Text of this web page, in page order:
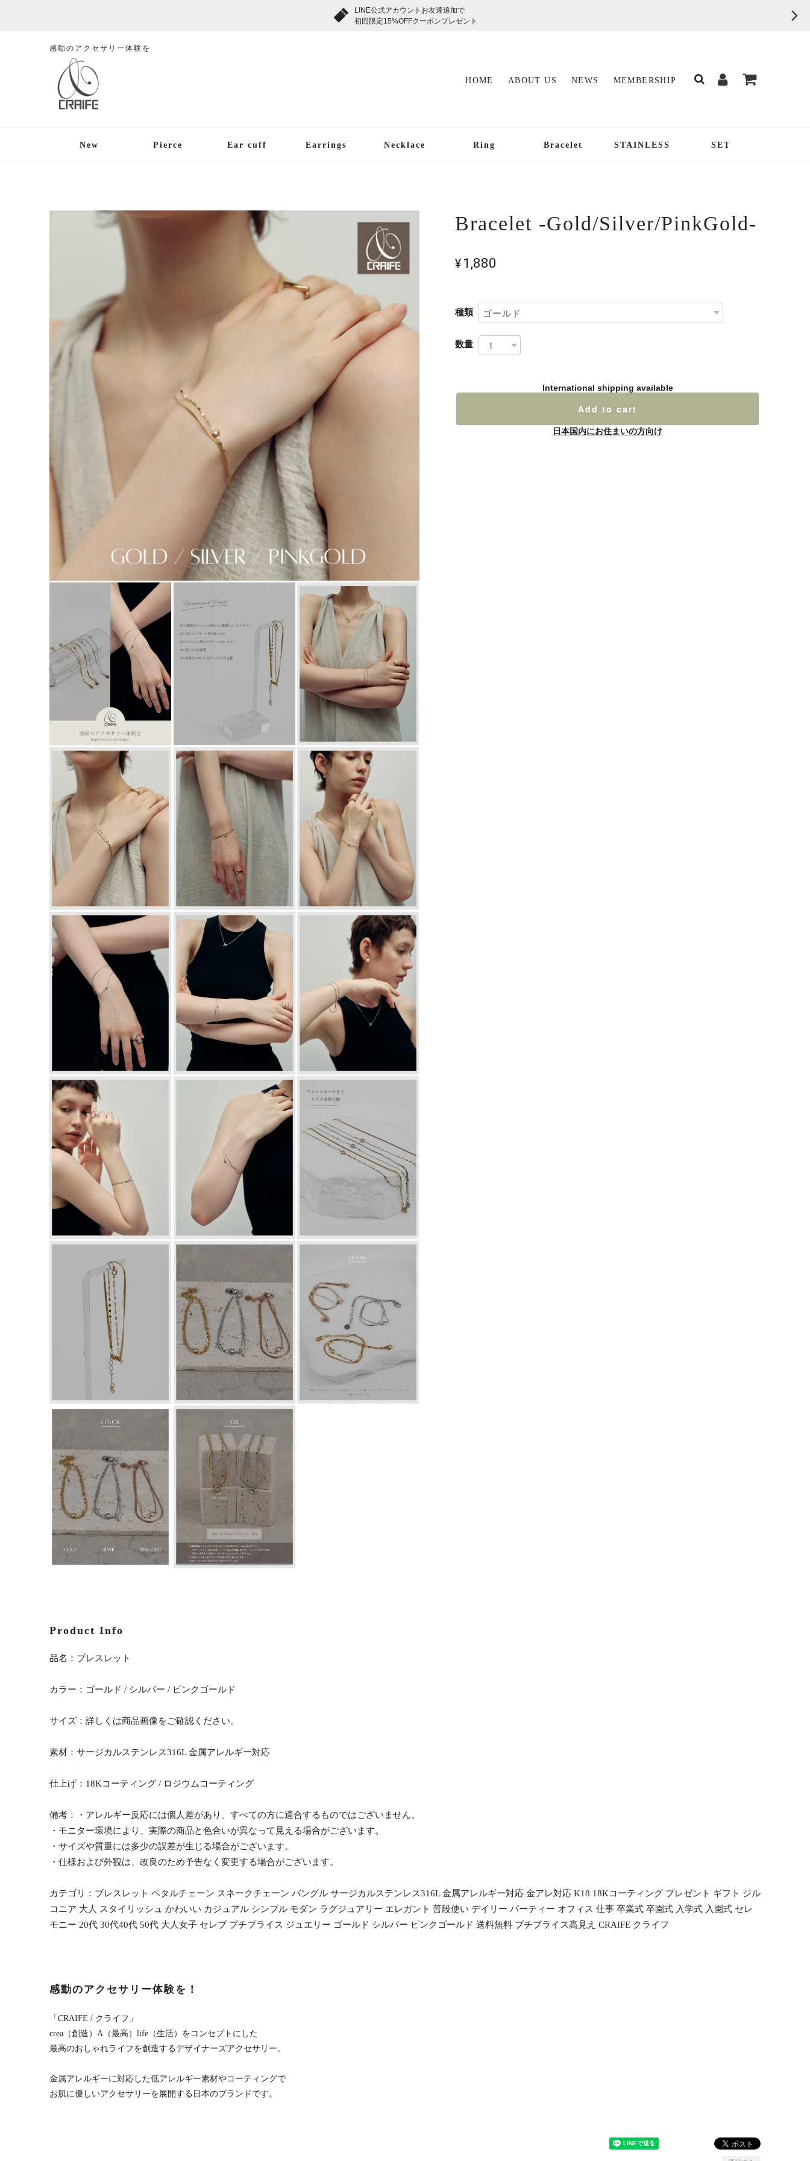
LINE公式アカウントお友達追加で
初回限定15%OFFクーポンプレゼント
感動のアクセサリー体験を
HOME ABOUT US NEWS MEMBERSHIP
New Pierce Ear cuff Earrings Necklace Ring Bracelet STAINLESS SET
Bracelet -Gold/Silver/PinkGold-
¥1,880
種類
数量
International shipping available
Add to cart
日本国内にお住まいの方向け
Product Info
品名：ブレスレット
カラー：ゴールド / シルバー / ピンクゴールド
サイズ：詳しくは商品画像をご確認ください。
素材：サージカルステンレス316L 金属アレルギー対応
仕上げ：18Kコーティング / ロジウムコーティング
備考：・アレルギー反応には個人差があり、すべての方に適合するものではございません。
・モニター環境により、実際の商品と色合いが異なって見える場合がございます。
・サイズや質量には多少の誤差が生じる場合がございます。
・仕様および外観は、改良のため予告なく変更する場合がございます。
カテゴリ：ブレスレット ペタルチェーン スネークチェーン バングル サージカルステンレス316L 金属アレルギー対応 金アレ対応 K18 18Kコーティング プレゼント ギフト ジル
コニア 大人 スタイリッシュ かわいい カジュアル シンプル モダン ラグジュアリー エレガント 普段使い デイリー パーティー オフィス 仕事 卒業式 卒園式 入学式 入園式 セレ
モニー 20代 30代40代 50代 大人女子 セレブ プチプライス ジュエリー ゴールド シルバー ピンクゴールド 送料無料 プチプライス高見え CRAIFE クライフ
感動のアクセサリー体験を！
「CRAIFE / クライフ」
crea（創造）A（最高）life（生活）をコンセプトにした
最高のおしゃれライフを創造するデザイナーズアクセサリー。
金属アレルギーに対応した低アレルギー素材やコーティングで
お肌に優しいアクセサリーを展開する日本のブランドです。